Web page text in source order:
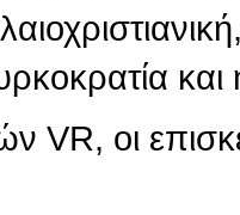
VR, οι